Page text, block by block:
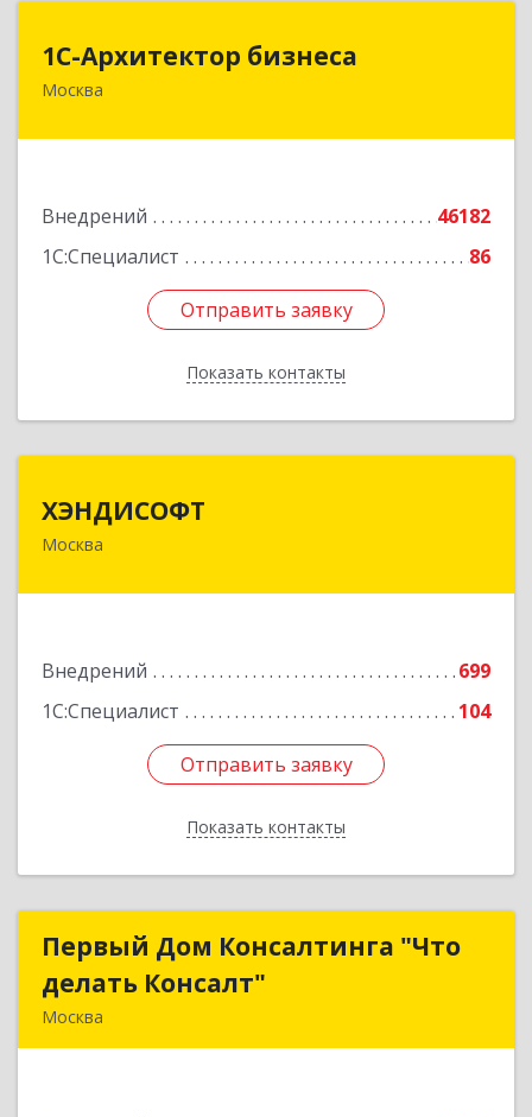
1С-Архитектор бизнеса
Москва
Внедрений
46182
1С:Специалист
86
Отправить заявку
Показать контакты
1С-Архитектор бизнеса
115114, Москва г, Кожевнический 2-й пер, дом
Отправить заявку
Назад
ХЭНДИСОФТ
Москва
Внедрений
699
1С:Специалист
104
Отправить заявку
Показать контакты
115114, Москва г, Кожевнический 2-й пер, дом
Отправить заявку
Назад
Первый Дом Консалтинга "Что
делать Консалт"
Москва
Первый Дом Консалтинга "Что